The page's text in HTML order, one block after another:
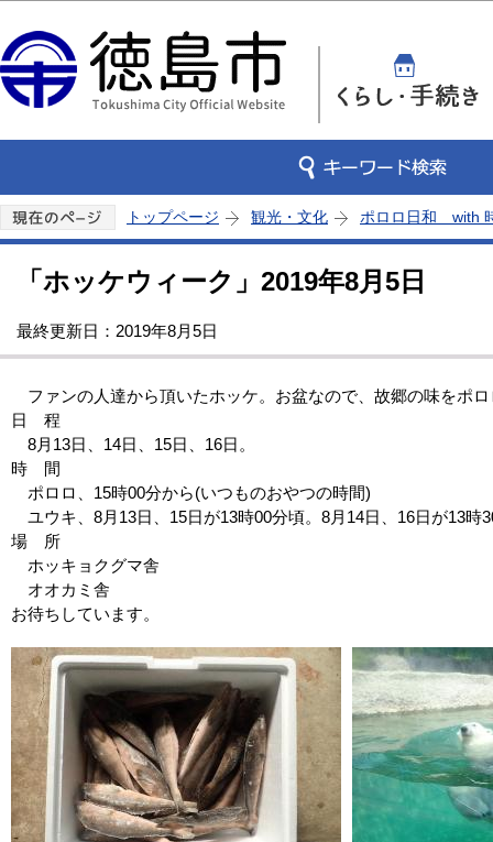
トップページ 観光・文化 ポロロ日和 with
「ホッケウィーク」2019年8月5日
最終更新日：2019年8月5日
ファンの人達から頂いたホッケ。お盆なので、故郷の味をポ
日 程
8月13日、14日、15日、16日。
時 間
ポロロ、15時00分から(いつものおやつの時間)
ユウキ、8月13日、15日が13時00分頃。8月14日、16日が13時
場 所
ホッキョクグマ舎
オオカミ舎
お待ちしています。